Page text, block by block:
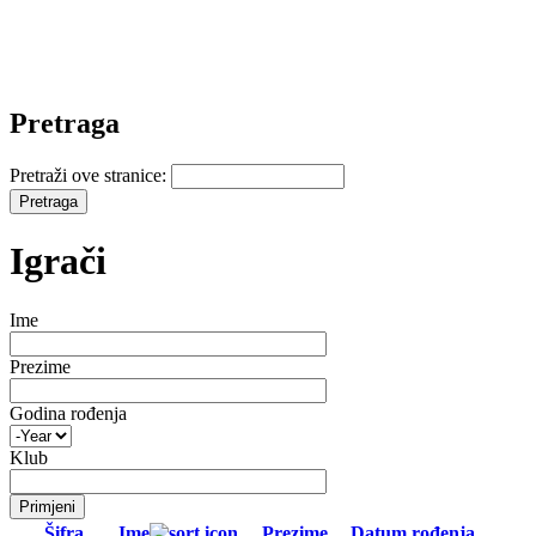
Pretraga
Pretraži ove stranice:
Igrači
Ime
Prezime
Godina rođenja
Klub